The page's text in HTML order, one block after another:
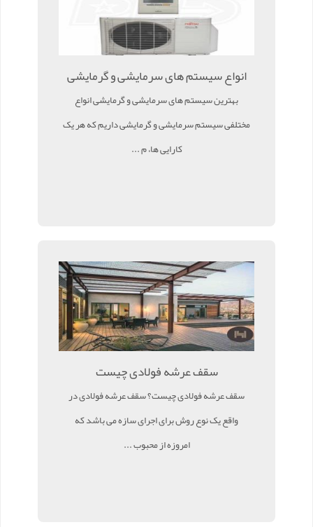
انواع سیستم های سرمایشی و گرمایشی
بهترین سیستم های سرمایشی و گرمایشی انواع
مختلفی سیستم سرمایشی و گرمایشی داریم که هر یک
کارایی ها، م ...
سقف عرشه فولادی چیست
سقف عرشه فولادی چیست؟ سقف عرشه فولادی در
واقع یک نوع روش برای اجرای سازه می باشد که
امروزه از محبوب ...